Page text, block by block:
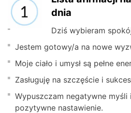
dnia
Dziś wybieram
Jestem gotowy/a na nowe
Moje ciało i umysł są pełne
Zasługuję na szczęście i
Wypuszczam negatywne myśli
pozytywne nastawienie.